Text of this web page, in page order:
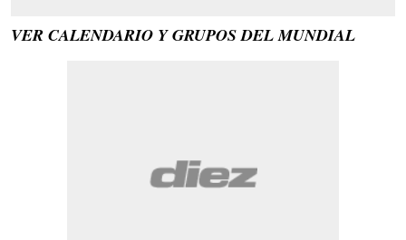
VER CALENDARIO Y GRUPOS DEL MUNDIAL